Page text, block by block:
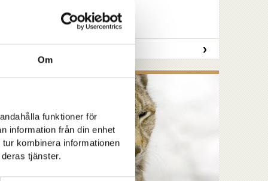
Om
funktioner för
information från din enhet
kombinera informationen
tjänster.
›